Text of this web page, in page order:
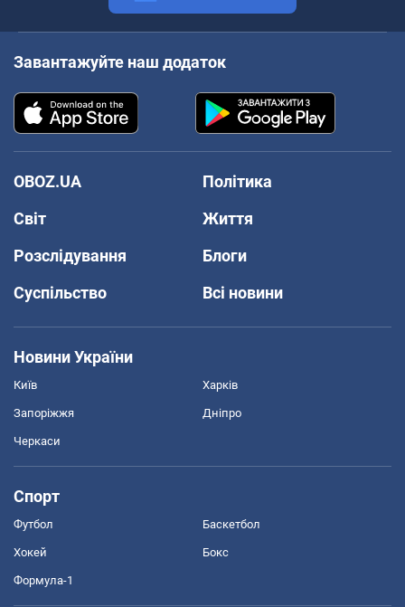
Завантажуйте наш додаток
OBOZ.UA
Політика
Світ
Життя
Розслідування
Блоги
Суспільство
Всі новини
Новини України
Київ Харків
Запоріжжя Дніпро
Черкаси
Спорт
Футбол Баскетбол
Хокей Бокс
Формула-1